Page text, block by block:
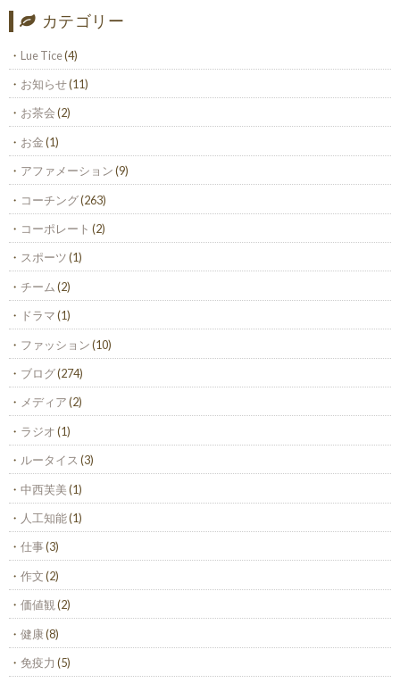
カテゴリー
Lue Tice(4)
お知らせ(11)
お茶会(2)
お金(1)
アファメーション(9)
コーチング(263)
コーポレート (2)
スポーツ(1)
チーム (2)
ドラマ(1)
ファッション(10)
ブログ(274)
メディア(2)
ラジオ(1)
ルータイス (3)
中西芙美(1)
人工知能(1)
仕事(3)
作文(2)
価値観 (2)
健康(8)
免疫力 (5)